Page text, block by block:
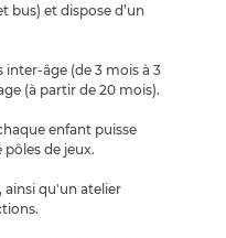
bus) et dispose d’un
inter-âge (de 3 mois à 3
(à partir de 20 mois).
enfant puisse
de jeux.
ainsi qu'un atelier